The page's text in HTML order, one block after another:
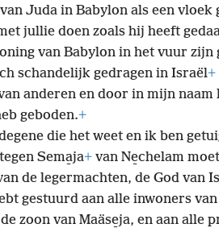
Juda in Babylon als een vloek
jullie doen zoals hij heeft
van Babylon in het vuur zijn
schandelijk gedragen in Israël+
anderen en door in mijn
geboden.+
die het weet en ik ben
Sema̱ja+ van Ne̱chelam
de legermachten, de God van
gestuurd aan alle inwoners
de zoon van Maäse̱ja, en aan alle